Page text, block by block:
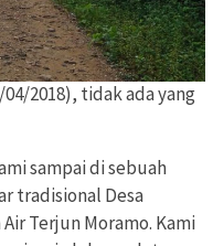
2018), tidak ada yang
sampai di sebuah
tradisional Desa
Terjun Moramo. Kami